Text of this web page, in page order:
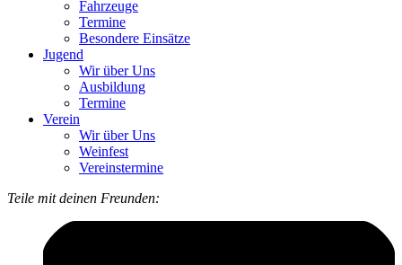
Fahrzeuge
Termine
Besondere Einsätze
Jugend
Wir über Uns
Ausbildung
Termine
Verein
Wir über Uns
Weinfest
Vereinstermine
Teile mit deinen Freunden: